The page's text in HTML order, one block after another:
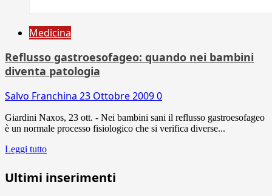
Medicina
Reflusso gastroesofageo: quando nei bambini
diventa patologia
Salvo Franchina 23 Ottobre 20090
Giardini Naxos, 23 ott. - Nei bambini sani il reflusso gastroesofageo
è un normale processo fisiologico che si verifica diverse...
Leggi tutto
Ultimi inserimenti